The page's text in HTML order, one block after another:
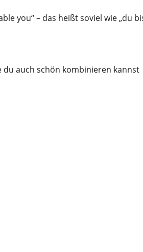
you“ – das heißt soviel wie „du
du auch schön kombinieren kannst